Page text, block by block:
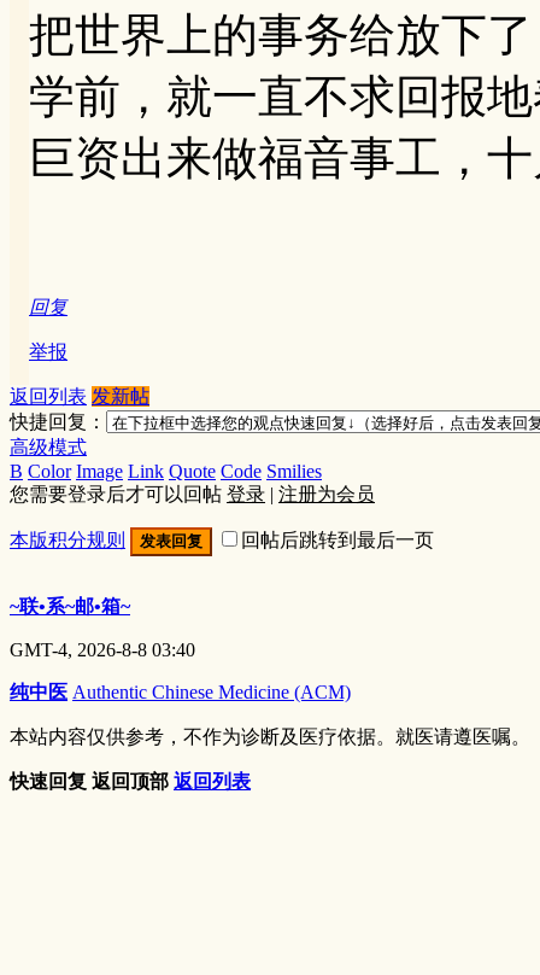
把世界上的事务给放下
学前，就一直不求回报
巨资出来做福音事工，
回复
举报
返回列表 发新帖
快捷回复：
高级模式
B Color Image Link Quote Code Smilies
您需要登录后才可以回帖 登录 | 注册为会员
本版积分规则 发表回复 回帖后跳转到最后一页
~联•系~邮•箱~
GMT-4, 2026-8-8 03:40
纯中医 Authentic Chinese Medicine (ACM)
本站内容仅供参考，不作为诊断及医疗依据。就医请遵医嘱。
快速回复 返回顶部 返回列表